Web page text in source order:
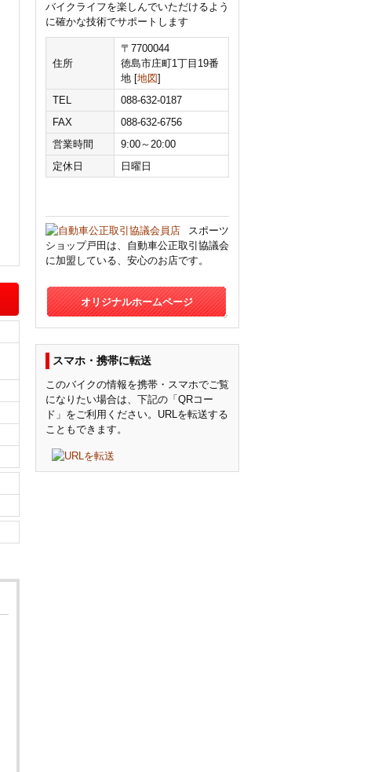
バイクライフを楽しんでいただけるよう
に確かな技術でサポートします
住所
〒7700044
徳島市庄町1丁目19番
地 [地図]
TEL
088-632-0187
FAX
088-632-6756
営業時間
9:00～20:00
定休日
日曜日
スポーツ
ショップ戸田は、自動車公正取引協議会
に加盟している、安心のお店です。
オリジナルホームページ
スマホ・携帯に転送
このバイクの情報を携帯・スマホでご覧
になりたい場合は、下記の「QRコー
ド」をご利用ください。URLを転送する
こともできます。